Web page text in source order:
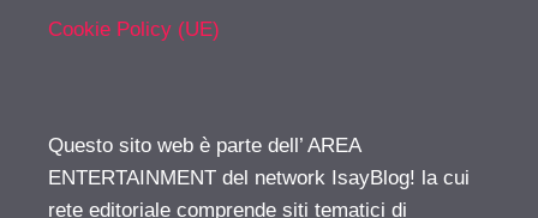
Cookie Policy (UE)
Questo sito web è parte dell’ AREA
ENTERTAINMENT del network IsayBlog! la cui
rete editoriale comprende siti tematici di